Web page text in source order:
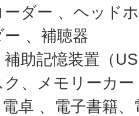
ダー 、ヘッド
、補聴器
助記憶装置（
ク、メモリーカー
卓 、電子書籍、